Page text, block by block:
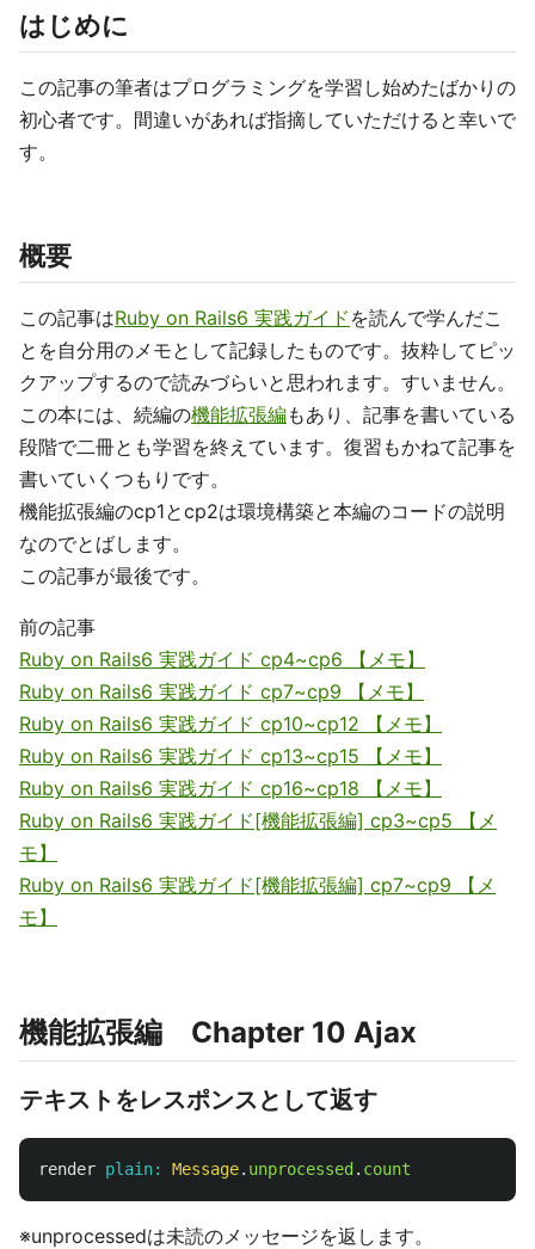
はじめに
この記事の筆者はプログラミングを学習し始めたばかりの
初心者です。間違いがあれば指摘していただけると幸いで
す。
概要
この記事はRuby on Rails6 実践ガイド を読んで学んだこ
とを自分用のメモとして記録したものです。抜粋してピッ
クアップするので読みづらいと思われます。すいません。
この本には、続編の機能拡張編もあり、記事を書いている
段階で二冊とも学習を終えています。復習もかねて記事を
書いていくつもりです。
機能拡張編のcp1とcp2は環境構築と本編のコードの説明
なのでとばします。
この記事が最後です。
前の記事
Ruby on Rails6 実践ガイド cp4~cp6 【メモ】
Ruby on Rails6 実践ガイド cp7~cp9 【メモ】
Ruby on Rails6 実践ガイド cp10~cp12 【メモ】
Ruby on Rails6 実践ガイド cp13~cp15 【メモ】
Ruby on Rails6 実践ガイド cp16~cp18 【メモ】
Ruby on Rails6 実践ガイド[機能拡張編] cp3~cp5 【メ
モ】
Ruby on Rails6 実践ガイド[機能拡張編] cp7~cp9 【メ
モ】
機能拡張編 Chapter 10 Ajax
テキストをレスポンスとして返す
render plain: Message. unprocessed . count
※unprocessedは未読のメッセージを返します。